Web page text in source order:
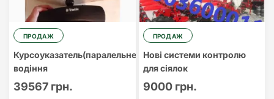
ПРОДАЖ
Курсоуказатель(паралельне
водіння
39567 грн.
ПРОДАЖ
Нові системи контролю
для сіялок
9000 грн.